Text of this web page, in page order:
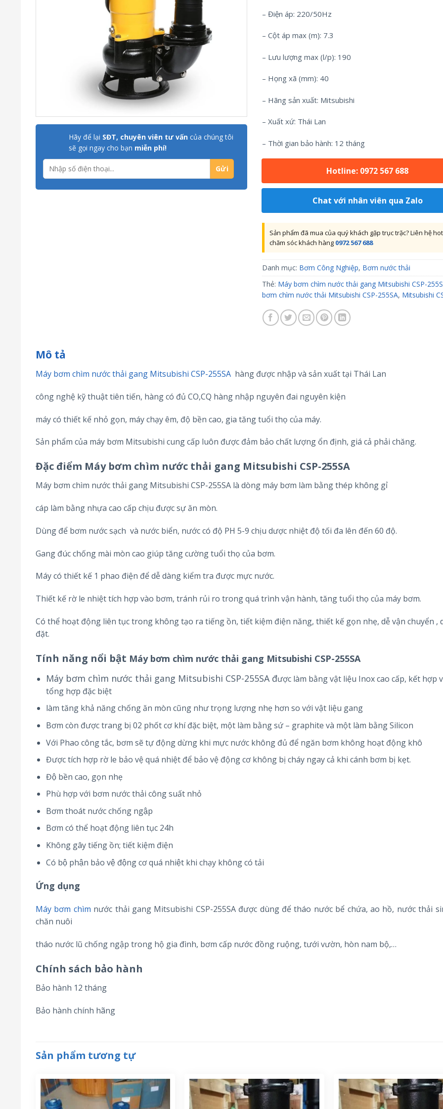
Hãy để lại SĐT, chuyên viên tư vấn của chúng tôi
sẽ gọi ngay cho bạn miễn phí!
– Điện áp: 220/50Hz
– Cột áp max (m): 7.3
– Lưu lượng max (l/p): 190
– Họng xã (mm): 40
– Hãng sản xuất: Mitsubishi
– Xuất xứ: Thái Lan
– Thời gian bảo hành: 12 tháng
Hotline: 0972 567 688
Chat với nhân viên qua Zalo
Sản phẩm đã mua của quý khách gặp trục trặc? Liên hệ
chăm sóc khách hàng 0972 567 688
Danh mục: Bơm Công Nghiệp, Bơm nước thải
Thẻ: Máy bơm chìm nước thải gang Mitsubishi CSP-
bơm chìm nước thải Mitsubishi CSP-255SA, Mitsubishi
Mô tả
Máy bơm chìm nước thải gang Mitsubishi CSP-255SA hàng được nhập và sản xuất tại Thái Lan
công nghệ kỹ thuật tiên tiến, hàng có đủ CO,CQ hàng nhập nguyên đai nguyên kiện
máy có thiết kế nhỏ gọn, máy chạy êm, độ bền cao, gia tăng tuổi thọ của máy.
Sản phẩm của máy bơm Mitsubishi cung cấp luôn được đảm bảo chất lượng ổn định, giá cả phải chăng.
Đặc điểm Máy bơm chìm nước thải gang Mitsubishi CSP-255SA
Máy bơm chìm nước thải gang Mitsubishi CSP-255SA là dòng máy bơm làm bằng thép không gỉ
cáp làm bằng nhựa cao cấp chịu được sự ăn mòn.
Dùng để bơm nước sạch và nước biển, nước có độ PH 5-9 chịu dược nhiệt độ tối đa lên đến 60 độ.
Gang đúc chống mài mòn cao giúp tăng cường tuổi thọ của bơm.
Máy có thiết kế 1 phao điện để dễ dàng kiểm tra được mực nước.
Thiết kế rờ le nhiệt tích hợp vào bơm, tránh rủi ro trong quá trình vận hành, tăng tuổi thọ của máy bơm.
Có thể hoạt động liên tục trong không tạo ra tiếng ồn, tiết kiệm điện năng, thiết kế gọn nhẹ, dễ vận chuyển ,
đặt.
Tính năng nổi bật Máy bơm chìm nước thải gang Mitsubishi CSP-255SA
Máy bơm chìm nước thải gang Mitsubishi CSP-255SA được làm bằng vật liệu Inox cao cấp, kết hợp
tổng hợp đặc biệt
làm tăng khả năng chống ăn mòn cũng như trọng lượng nhẹ hơn so với vật liệu gang
Bơm còn được trang bị 02 phốt cơ khí đặc biệt, một làm bằng sứ – graphite và một làm bằng Silicon
Với Phao công tắc, bơm sẽ tự động dừng khi mực nước không đủ để ngăn bơm không hoạt động khô
Được tích hợp rờ le bảo vệ quá nhiệt để bảo vệ động cơ không bị cháy ngay cả khi cánh bơm bị kẹt.
Độ bền cao, gọn nhẹ
Phù hợp với bơm nước thải công suất nhỏ
Bơm thoát nước chống ngập
Bơm có thể hoạt động liên tục 24h
Không gây tiếng ồn; tiết kiệm điện
Có bộ phận bảo vệ động cơ quá nhiệt khi chạy không có tải
Ứng dụng
Máy bơm chìm nước thải gang Mitsubishi CSP-255SA được dùng để tháo nước bể chứa, ao hồ, nước thải
chăn nuôi
tháo nước lũ chống ngập trong hộ gia đình, bơm cấp nước đồng ruộng, tưới vườn, hòn nam bộ,…
Chính sách bảo hành
Bảo hành 12 tháng
Bảo hành chính hãng
Sản phẩm tương tự